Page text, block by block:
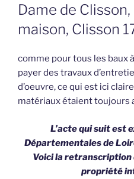
Dame de
maison, Clisson
comme pour tous les baux
payer des travaux
d’oeuvre, ce qui est ici
matériaux étaient toujours
L’acte qui suit est
Départementales de
Voici la retranscription
propriété